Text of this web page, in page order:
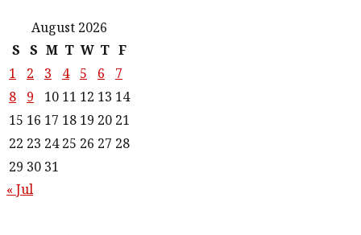
August 2026
S S M T W T F
1 2 3 4 5 6 7
8 9 10 11 12 13 14
15 16 17 18 19 20 21
22 23 24 25 26 27 28
29 30 31
« Jul